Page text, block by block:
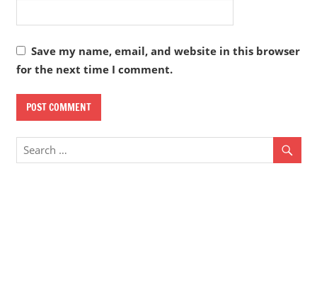
Save my name, email, and website in this browser
for the next time I comment.